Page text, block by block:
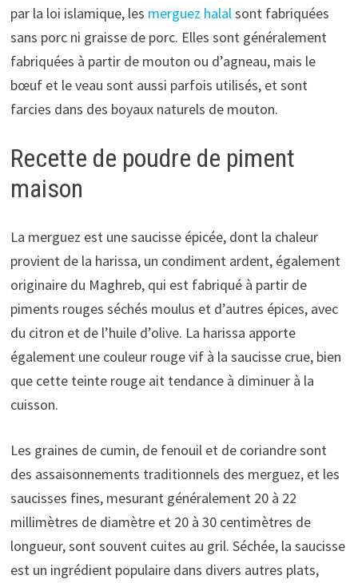
par la loi islamique, les merguez halalsont fabriquées
sans porc ni graisse de porc. Elles sont généralement
fabriquées à partir de mouton ou d’agneau, mais le
bœuf et le veau sont aussi parfois utilisés, et sont
farcies dans des boyaux naturels de mouton.
Recette de poudre de piment
maison
La merguez est une saucisse épicée, dont la chaleur
provient de la harissa, un condiment ardent, également
originaire du Maghreb, qui est fabriqué à partir de
piments rouges séchés moulus et d’autres épices, avec
du citron et de l’huile d’olive. La harissa apporte
également une couleur rouge vif à la saucisse crue, bien
que cette teinte rouge ait tendance à diminuer à la
cuisson.
Les graines de cumin, de fenouil et de coriandre sont
des assaisonnements traditionnels des merguez, et les
saucisses fines, mesurant généralement 20 à 22
millimètres de diamètre et 20 à 30 centimètres de
longueur, sont souvent cuites au gril. Séchée, la saucisse
est un ingrédient populaire dans divers autres plats,